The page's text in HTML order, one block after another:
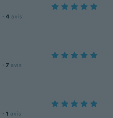
· 4 avis
· 7 avis
· 1 avis